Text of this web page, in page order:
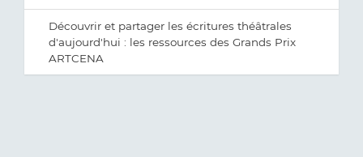
Découvrir et partager les écritures théâtrales
d'aujourd'hui : les ressources des Grands Prix
ARTCENA